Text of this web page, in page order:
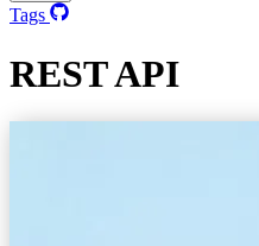
Tags
REST API